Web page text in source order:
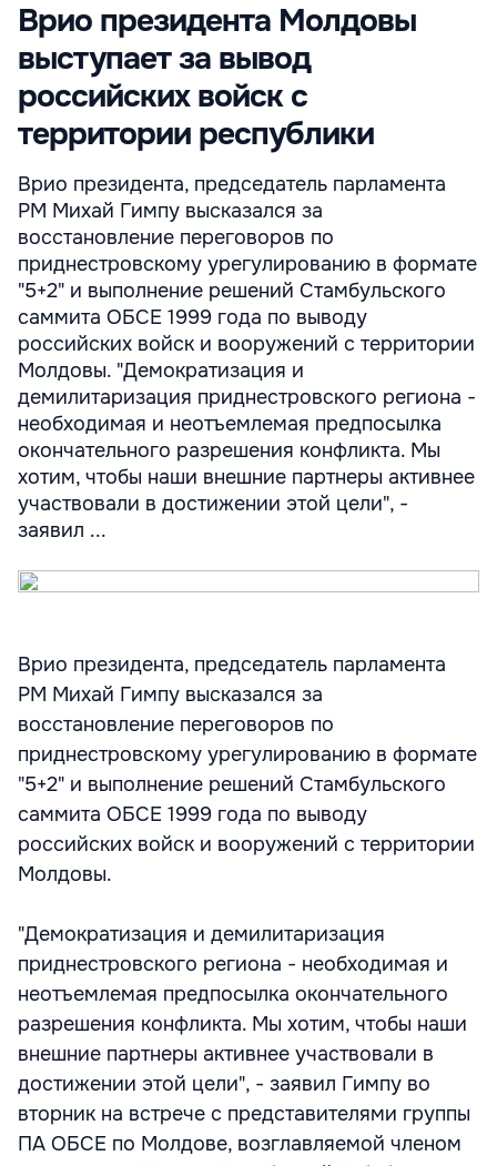
Врио президента Молдовы
выступает за вывод
российских войск с
территории республики
Врио президента, председатель парламента
РМ Михай Гимпу высказался за
восстановление переговоров по
приднестровскому урегулированию в формате
"5+2" и выполнение решений Стамбульского
саммита ОБСЕ 1999 года по выводу
российских войск и вооружений с территории
Молдовы. "Демократизация и
демилитаризация приднестровского региона -
необходимая и неотъемлемая предпосылка
окончательного разрешения конфликта. Мы
хотим, чтобы наши внешние партнеры активнее
участвовали в достижении этой цели", -
заявил ...
Врио президента, председатель парламента
РМ Михай Гимпу высказался за
восстановление переговоров по
приднестровскому урегулированию в формате
"5+2" и выполнение решений Стамбульского
саммита ОБСЕ 1999 года по выводу
российских войск и вооружений с территории
Молдовы.
"Демократизация и демилитаризация
приднестровского региона - необходимая и
неотъемлемая предпосылка окончательного
разрешения конфликта. Мы хотим, чтобы наши
внешние партнеры активнее участвовали в
достижении этой цели", - заявил Гимпу во
вторник на встрече с представителями группы
ПА ОБСЕ по Молдове, возглавляемой членом